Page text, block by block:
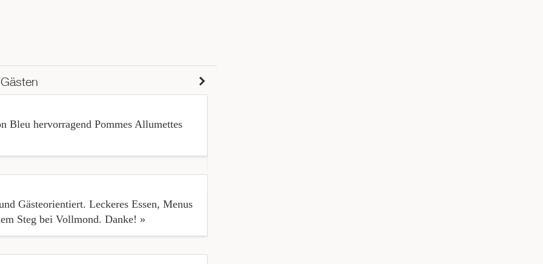
Bleu hervorragend Pommes Allumettes
Gästeorientiert. Leckeres Essen, Menus
Steg bei Vollmond. Danke! »